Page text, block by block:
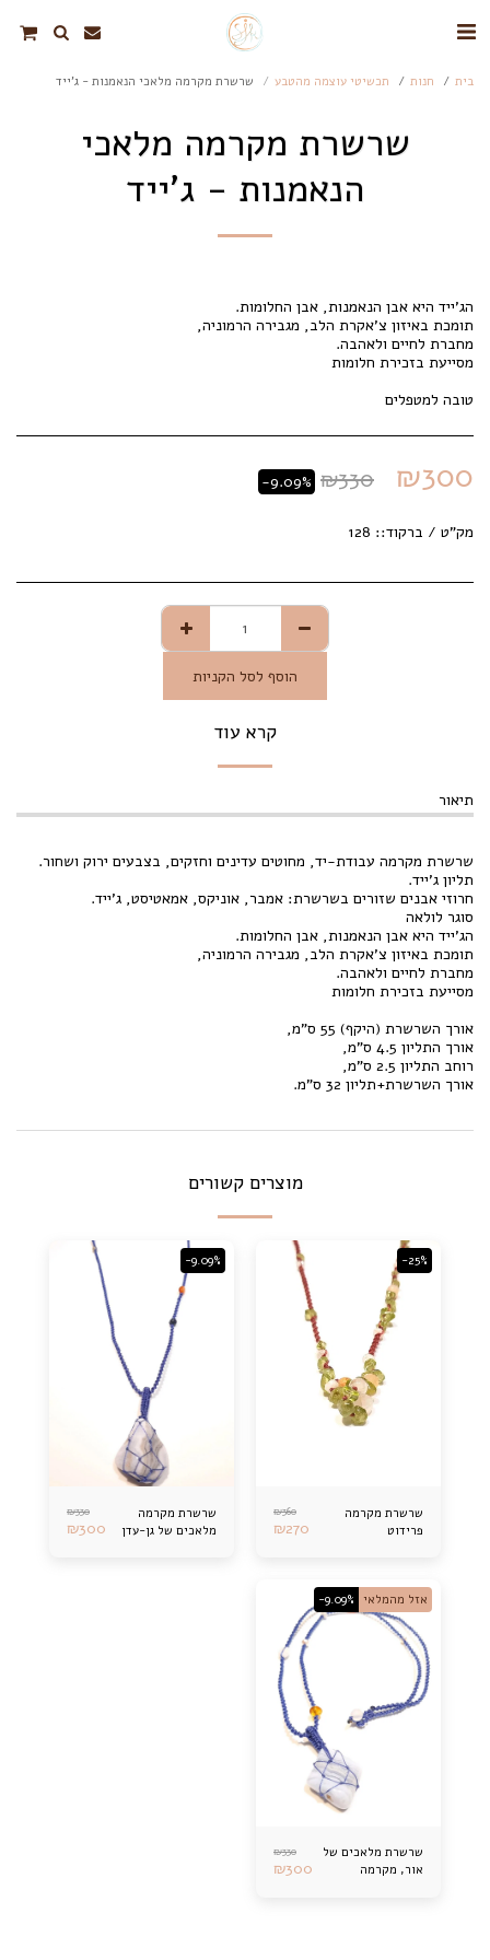
בית חנות תכשיטי עוצמה מהטבע שרשרת מקרמה מלאכי הנאמנות - ג'ייד
שרשרת מקרמה מלאכי
הנאמנות - ג'ייד
טובה למטפלים
₪300
₪330
-9.09%
מק"ט / ברקוד:: 128
הוסף לסל הקניות
קרא עוד
תיאור
שרשרת מקרמה עבודת-יד, מחוטים עדינים וחזקים, בצבעים ירוק ושחור.
תליון ג'ייד.
חרוזי אבנים שזורים בשרשרת: אמבר, אוניקס, אמאטיסט, ג'ייד.
סוגר לולאה
הג'ייד היא אבן הנאמנות, אבן החלומות.
תומכת באיזון צ'אקרת הלב, מגבירה הרמוניה,
מחברת לחיים ולאהבה.
מסייעת בזכירת חלומות
אורך השרשרת (היקף) 55 ס"מ,
אורך התליון 4.5 ס"מ,
רוחב התליון 2.5 ס"מ,
אורך השרשרת+תליון 32 ס"מ.
מוצרים קשורים
-25%
שרשרת מקרמה
פרידוט
₪360
₪270
-9.09%
שרשרת מקרמה
מלאכים של גן-עדן
₪330
₪300
אזל מהמלאי -9.09%
שרשרת מלאכים של
אור, מקרמה
₪330
₪300